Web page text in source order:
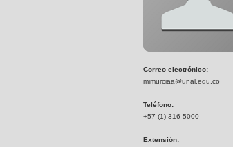
Correo electrónico:
mimurciaa@unal.edu.co
Teléfono:
+57 (1) 316 5000
Extensión: